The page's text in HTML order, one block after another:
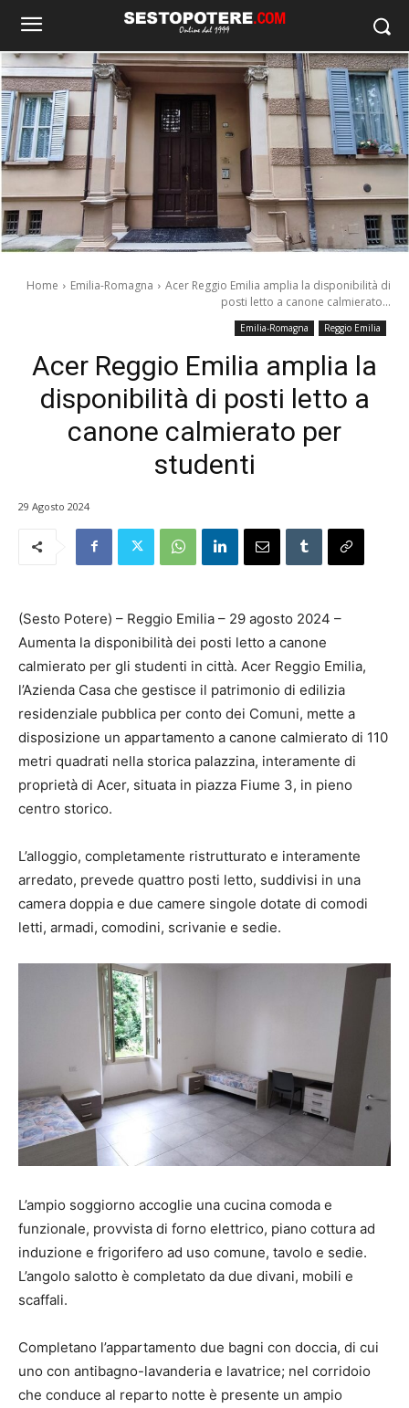
Home Emilia-Romagna
Acer Reggio Emilia amplia la disponibilità di
posti letto a canone calmierato...
Emilia-Romagna Reggio Emilia
Acer Reggio Emilia amplia la
disponibilità di posti letto a
canone calmierato per
studenti
29 Agosto 2024
(Sesto Potere) – Reggio Emilia – 29 agosto 2024 –
Aumenta la disponibilità dei posti letto a canone
calmierato per gli studenti in città. Acer Reggio Emilia,
l’Azienda Casa che gestisce il patrimonio di edilizia
residenziale pubblica per conto dei Comuni, mette a
disposizione un appartamento a canone calmierato di 110
metri quadrati nella storica palazzina, interamente di
proprietà di Acer, situata in piazza Fiume 3, in pieno
centro storico.
L’alloggio, completamente ristrutturato e interamente
arredato, prevede quattro posti letto, suddivisi in una
camera doppia e due camere singole dotate di comodi
letti, armadi, comodini, scrivanie e sedie.
L’ampio soggiorno accoglie una cucina comoda e
funzionale, provvista di forno elettrico, piano cottura ad
induzione e frigorifero ad uso comune, tavolo e sedie.
L’angolo salotto è completato da due divani, mobili e
scaffali.
Completano l’appartamento due bagni con doccia, di cui
uno con antibagno-lavanderia e lavatrice; nel corridoio
che conduce al reparto notte è presente un ampio